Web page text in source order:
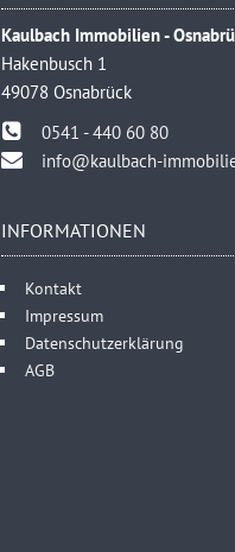
Kaulbach Immobilien -
Hakenbusch 1
49078 Osnabrück
0541 - 440 60 80
info@kaulbach-
INFORMATIONEN
Kontakt
Impressum
Datenschutzerklärung
AGB